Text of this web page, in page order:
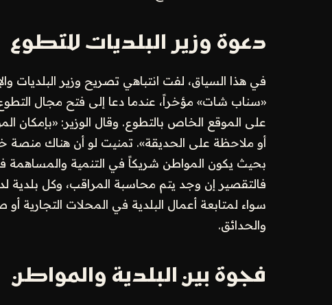
دعوة وزير البلديات للتطوع
في هذا السياق، لفت انتباهي تصريح وزير البلديات
«سناب شات» مؤخراً، عندما دعا إلى فتح مجال
على الموقع الخاص بالتطوع. وقال الوزير: «بإمكان
أو ملاحظة على الحديقة». تمنيت لو أن هناك منصة
بحيث يكون المواطن شريكاً في التنمية والمساهمة في
فالتقصير إن وجد يتم محاسبة المراقب، وكل بلدية
سواء لمتابعة أعمال البلدية في المحلات التجارية أو
والحدائق.
فجوة بين البلدية والمواطن